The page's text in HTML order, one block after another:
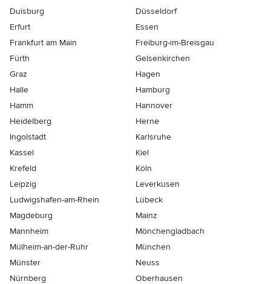
Duisburg
Düsseldorf
Erfurt
Essen
Frankfurt am Main
Freiburg-im-Breisgau
Fürth
Gelsenkirchen
Graz
Hagen
Halle
Hamburg
Hamm
Hannover
Heidelberg
Herne
Ingolstadt
Karlsruhe
Kassel
Kiel
Krefeld
Köln
Leipzig
Leverkusen
Ludwigshafen-am-Rhein
Lübeck
Magdeburg
Mainz
Mannheim
Mönchen­gladbach
Mülheim-an-der-Ruhr
München
Münster
Neuss
Nürnberg
Oberhausen